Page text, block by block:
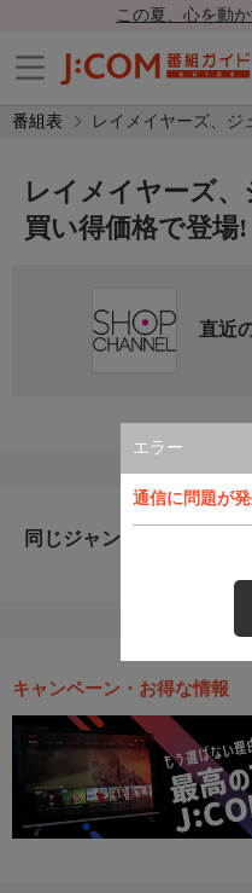
この夏、心を動
番組表 レイメイヤーズ、ジ
エラー
通信に問題が
レイメイヤーズ
買い得価格で登場!
直近
同じジャンルのおすすめ番
キャンペーン・お得な情報